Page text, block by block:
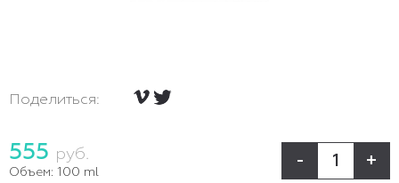
Поделиться:
555 руб.
Объем: 100 ml
- +